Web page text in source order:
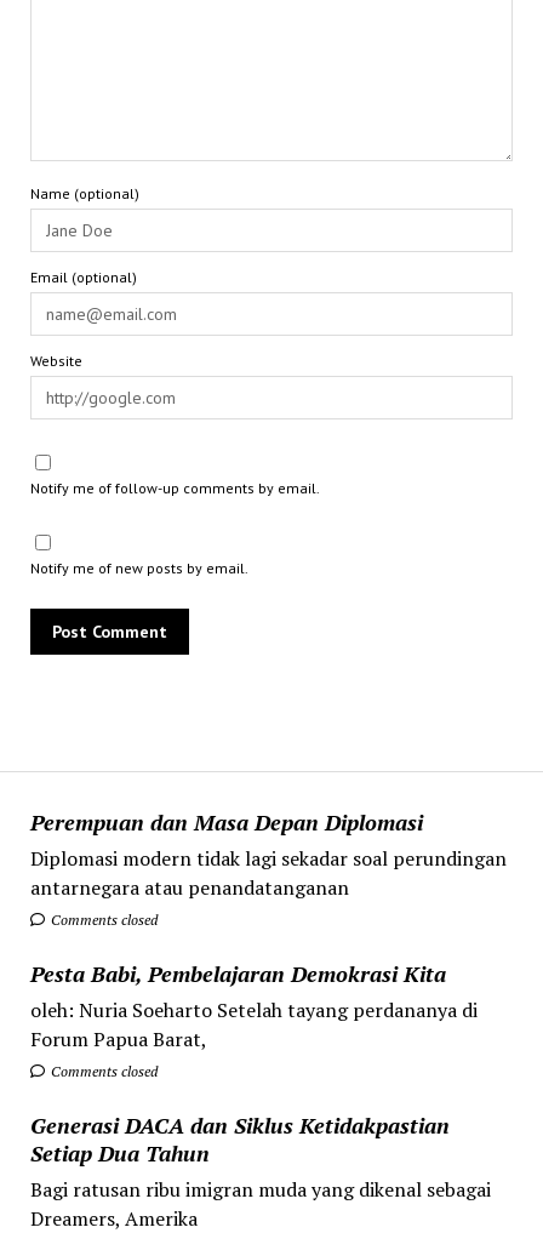
Perempuan dan Masa Depan Diplomasi
Diplomasi modern tidak lagi sekadar soal perundingan
antarnegara atau penandatanganan
Comments closed
Pesta Babi, Pembelajaran Demokrasi Kita
oleh: Nuria Soeharto Setelah tayang perdananya di
Forum Papua Barat,
Comments closed
Generasi DACA dan Siklus Ketidakpastian
Setiap Dua Tahun
Bagi ratusan ribu imigran muda yang dikenal sebagai
Dreamers, Amerika
Name (optional)
Email (optional)
Website
Notify me of follow-up comments by email.
Notify me of new posts by email.